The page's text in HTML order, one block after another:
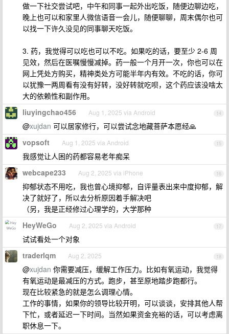
做一下社交尝试吧，中午和同事一起外出吃饭，随便边聊边吃，
晚上也可以和家里人微信语音一会儿，随便聊聊，周末偶尔也可
以找一下许久没见的同事聊天吃饭。
3. 药，我觉得可以吃也可以不吃。如果吃的话，要至少 2-6 周
见效，然后在医嘱慢慢减掉。药一般一个月开一次，你也可以在
网上凭处方购买，精神类处方可能半年内有效。不吃的话，你可
以犹豫一两周看有没有好转，没好转就吃呗，这个药应该没啥太
大的依赖性和副作用。
14
liuyingchao456 Aug 1, 2025 via Android
@xujdan 可以居家修行，可以尝试念地藏菩萨本愿经🙏
15
vopsoft Aug 1, 2025 via Android
我感觉让人困的药都容易老年痴呆
16
webcape233 Aug 2, 2025 via iPhone
抑郁状态不用吃，我也曾心境抑郁，自评量表出来中度抑郁，解
决了就好了，所以去分析原因着手解决吧
（另，我是正经修过心理学的，大学那种
17
HeyWeGo Aug 2, 2025 via Android
试试看处一个对象
18
traderlqm Aug 2, 2025
@xujdan 你需要减压，缓解工作压力。比如有氧运动，我觉得
有氧运动是最减压的方式。跑步，甚至原地踏步跑都行。
现在比较紧急的就是怎么调理心情。
工作的事情，如果你的领导比较开明，可以谈谈，安排其他人帮
下忙，或者延迟一下时间。当然如果资金充裕的话，可以考虑离
职休息一下。